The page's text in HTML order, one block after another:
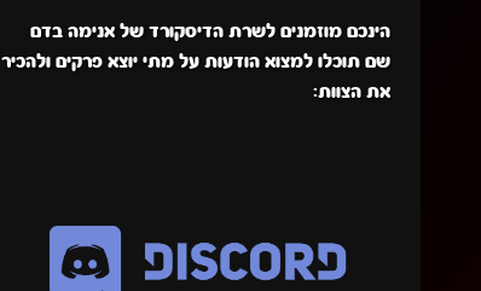
הינכם מוזמנים לשרת הדיסקורד של אנימה בדם
שם תוכלו למצוא הודעות על מתי יוצא פרקים ולהכיר
את הצוות: